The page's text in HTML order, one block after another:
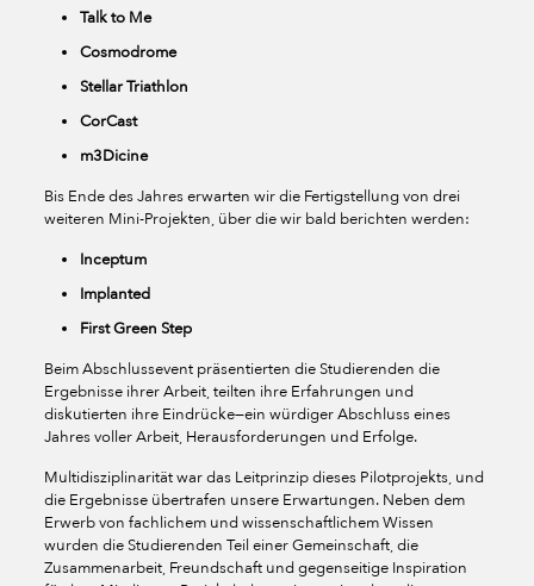
Talk to Me
Cosmodrome
Stellar Triathlon
CorCast
m3Dicine
Bis Ende des Jahres erwarten wir die Fertigstellung von drei
weiteren Mini-Projekten, über die wir bald berichten werden:
Inceptum
Implanted
First Green Step
Beim Abschlussevent präsentierten die Studierenden die
Ergebnisse ihrer Arbeit, teilten ihre Erfahrungen und
diskutierten ihre Eindrücke—ein würdiger Abschluss eines
Jahres voller Arbeit, Herausforderungen und Erfolge.
Multidisziplinarität war das Leitprinzip dieses Pilotprojekts, und
die Ergebnisse übertrafen unsere Erwartungen. Neben dem
Erwerb von fachlichem und wissenschaftlichem Wissen
wurden die Studierenden Teil einer Gemeinschaft, die
Zusammenarbeit, Freundschaft und gegenseitige Inspiration